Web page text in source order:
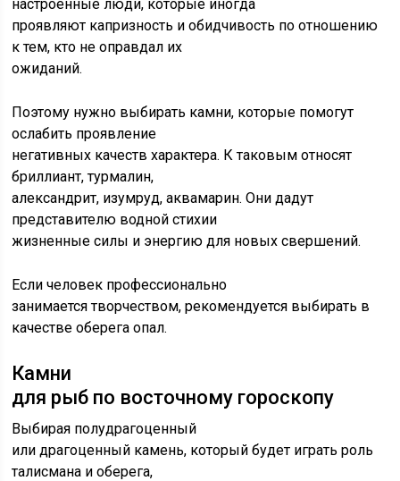
настроенные люди, которые иногда
проявляют капризность и обидчивость по отношению
к тем, кто не оправдал их
ожиданий.
Поэтому нужно выбирать камни, которые помогут
ослабить проявление
негативных качеств характера. К таковым относят
бриллиант, турмалин,
александрит, изумруд, аквамарин. Они дадут
представителю водной стихии
жизненные силы и энергию для новых свершений.
Если человек профессионально
занимается творчеством, рекомендуется выбирать в
качестве оберега опал.
Камни
для рыб по восточному гороскопу
Выбирая полудрагоценный
или драгоценный камень, который будет играть роль
талисмана и оберега,